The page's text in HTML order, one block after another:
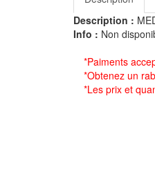
Description :
Info : Non
*Paiments
*Obtenez un
*Les prix et